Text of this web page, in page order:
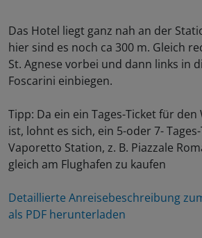
Das Hotel liegt ganz nah an der
hier sind es noch ca 300 m. Gleich
St. Agnese vorbei und dann links in
Foscarini einbiegen.
Tipp: Da ein ein Tages-Ticket für
ist, lohnt es sich, ein 5-oder 7-
Vaporetto Station, z. B. Piazzale
gleich am Flughafen zu kaufen
Detaillierte Anreisebeschreibung
als PDF herunterladen